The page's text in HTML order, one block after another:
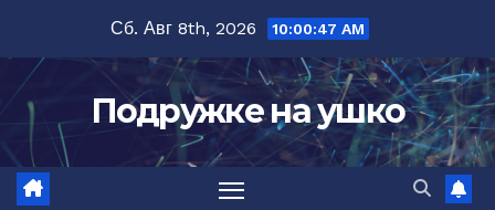
содержимому
Сб. Авг 8th, 2026 10:00:48 AM
Подружке на ушко